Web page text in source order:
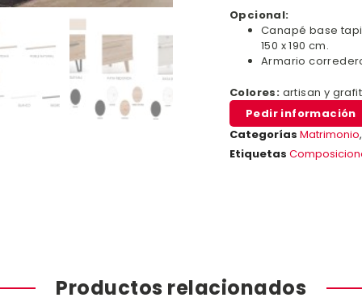
Opcional:
Canapé base
150 x 190 cm.
Armario
Colores: artisan y
Pedir información
Categorías Matrimonio
Etiquetas
Productos relacionados